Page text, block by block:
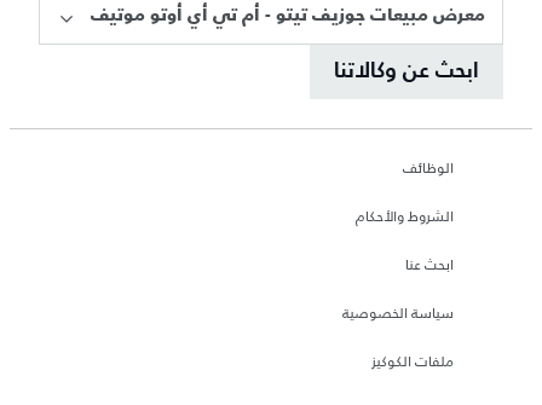
معرض مبيعات جوزيف تيتو - أم تي أي أوتو موتيف
ابحث عن وكالاتنا
الوظائف
الشروط والأحكام
ابحث عنا
سياسة الخصوصية
ملفات الكوكيز